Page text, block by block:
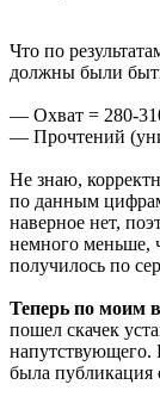
Что по
должны были
— Охват = 280-
— Прочтений
Не знаю,
по данным
наверное нет,
немного меньше,
получилось по
Теперь по моим
пошел скачек
напутствующего.
была публикация